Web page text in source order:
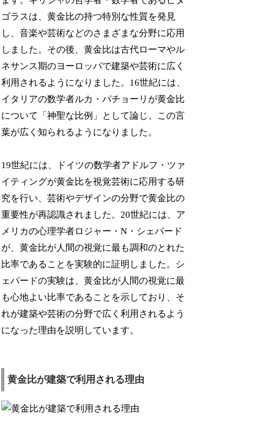
ゴラスは、黄金比の持つ特別な性質を発見
し、音楽や芸術などのさまざまな分野に応用
しました。その後、黄金比は古代ローマやル
ネサンス期のヨーロッパで建築や芸術に広く
利用されるようになりました。16世紀には、
イタリアの数学者ルカ・パチョーリが黄金比
について「神聖な比例」として論じ、この言
葉が広く知られるようになりました。
19世紀には、ドイツの数学者アドルフ・ツァ
イティングが黄金比を視覚芸術に応用する研
究を行い、芸術やデザインの分野で黄金比の
重要性が再認識されました。20世紀には、ア
メリカの心理学者ロジャー・N・シェパード
が、黄金比が人間の視覚に最も調和のとれた
比率であることを実験的に証明しました。シ
ェパードの実験は、黄金比が人間の視覚に最
も心地よい比率であることを示しており、そ
れが建築や芸術の分野で広く利用されるよう
になった理由を説明しています。
黄金比が建築で利用される理由